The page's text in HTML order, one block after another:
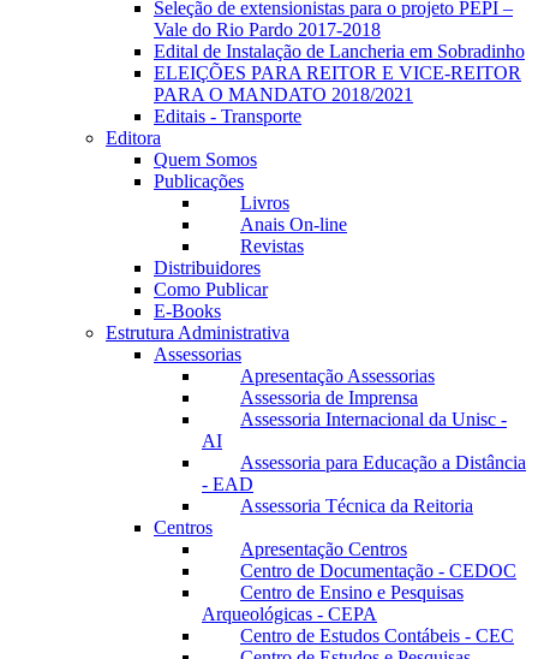
Seleção de extensionistas para o projeto PEPI –
Vale do Rio Pardo 2017-2018
Edital de Instalação de Lancheria em Sobradinho
ELEIÇÕES PARA REITOR E VICE-REITOR
PARA O MANDATO 2018/2021
Editais - Transporte
Editora
Quem Somos
Publicações
Livros
Anais On-line
Revistas
Distribuidores
Como Publicar
E-Books
Estrutura Administrativa
Assessorias
Apresentação Assessorias
Assessoria de Imprensa
Assessoria Internacional da Unisc -
AI
Assessoria para Educação a Distância
- EAD
Assessoria Técnica da Reitoria
Centros
Apresentação Centros
Centro de Documentação - CEDOC
Centro de Ensino e Pesquisas
Arqueológicas - CEPA
Centro de Estudos Contábeis - CEC